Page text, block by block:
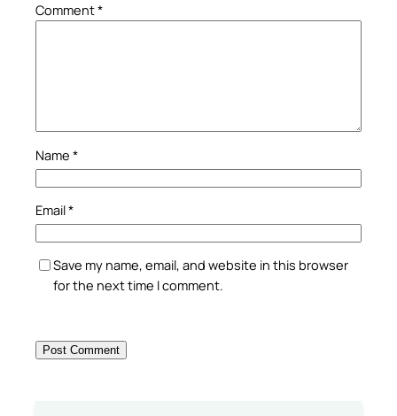
Comment*
Name *
Email*
Save my name, email, and website in this browser
for the next time I comment.